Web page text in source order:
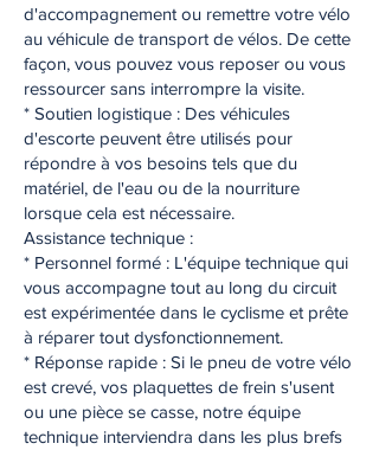
d'accompagnement ou remettre votre vélo
au véhicule de transport de vélos. De cette
façon, vous pouvez vous reposer ou vous
ressourcer sans interrompre la visite.
* Soutien logistique : Des véhicules
d'escorte peuvent être utilisés pour
répondre à vos besoins tels que du
matériel, de l'eau ou de la nourriture
lorsque cela est nécessaire.
Assistance technique :
* Personnel formé : L'équipe technique qui
vous accompagne tout au long du circuit
est expérimentée dans le cyclisme et prête
à réparer tout dysfonctionnement.
* Réponse rapide : Si le pneu de votre vélo
est crevé, vos plaquettes de frein s'usent
ou une pièce se casse, notre équipe
technique interviendra dans les plus brefs